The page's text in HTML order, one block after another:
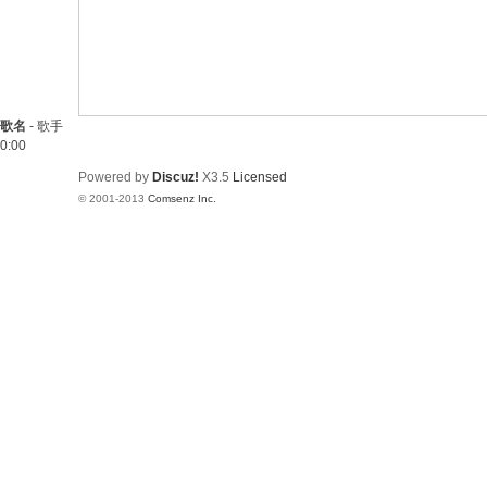
歌名 - 歌手
0:00
Powered by Discuz! X3.5 Licensed
© 2001-2013 Comsenz Inc.